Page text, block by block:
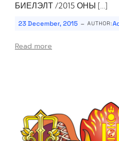
БИЕЛЭЛТ /2015 ОНЫ […]
23 December, 2015 - AUTHOR:
Read more